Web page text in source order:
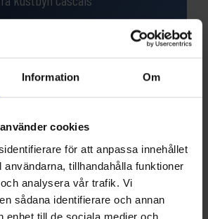
Information Om
cookies
för att anpassa innehållet
användarna, tillhandahålla funktioner
analysera vår trafik. Vi
sådana identifierare och annan
enhet till de sociala medier och
på UNESCO:s världsarvslista
med bra standard